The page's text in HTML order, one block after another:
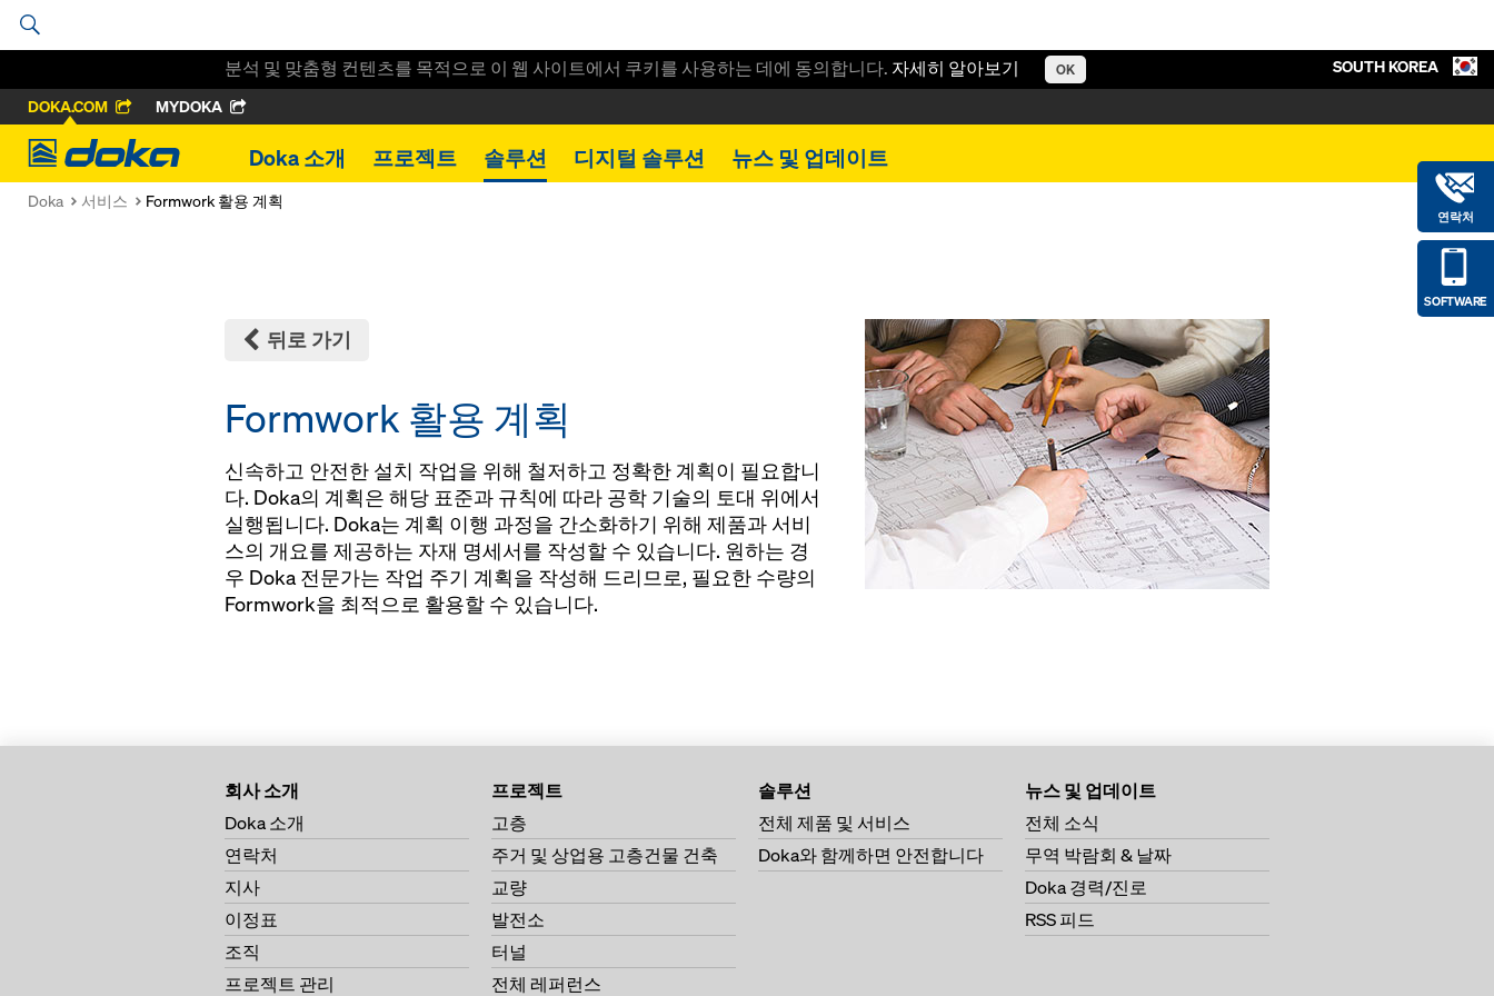
분석 및 맞춤형 컨텐츠를 목적으로 이 웹 사이트에서 쿠키를 사용하는 데에 동의합니다. 자세히 알아보기 OK
DOKA.COM MYDOKA
Doka
Doka 소개 프로젝트 솔루션 디지털 솔루션 뉴스 및 업데이트
연락처
SOFTWARE
SOUTH KOREA
Doka 서비스 Formwork 활용 계획
뒤로 가기
Formwork 활용 계획
신속하고 안전한 설치 작업을 위해 철저하고 정확한 계획이 필요합니
다. Doka의 계획은 해당 표준과 규칙에 따라 공학 기술의 토대 위에서
실행됩니다. Doka는 계획 이행 과정을 간소화하기 위해 제품과 서비
스의 개요를 제공하는 자재 명세서를 작성할 수 있습니다. 원하는 경
우 Doka 전문가는 작업 주기 계획을 작성해 드리므로, 필요한 수량의
Formwork을 최적으로 활용할 수 있습니다.
회사 소개
Doka 소개
연락처
지사
이정표
조직
프로젝트 관리
프로젝트
고층
주거 및 상업용 고층건물 건축
교량
발전소
터널
전체 레퍼런스
솔루션
전체 제품 및 서비스
Doka와 함께하면 안전합니다
뉴스 및 업데이트
전체 소식
무역 박람회 & 날짜
Doka 경력/진로
RSS 피드